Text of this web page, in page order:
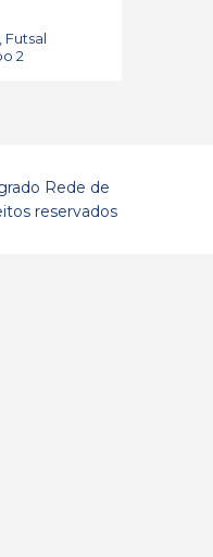
Futsal
2
Rede de
reservados